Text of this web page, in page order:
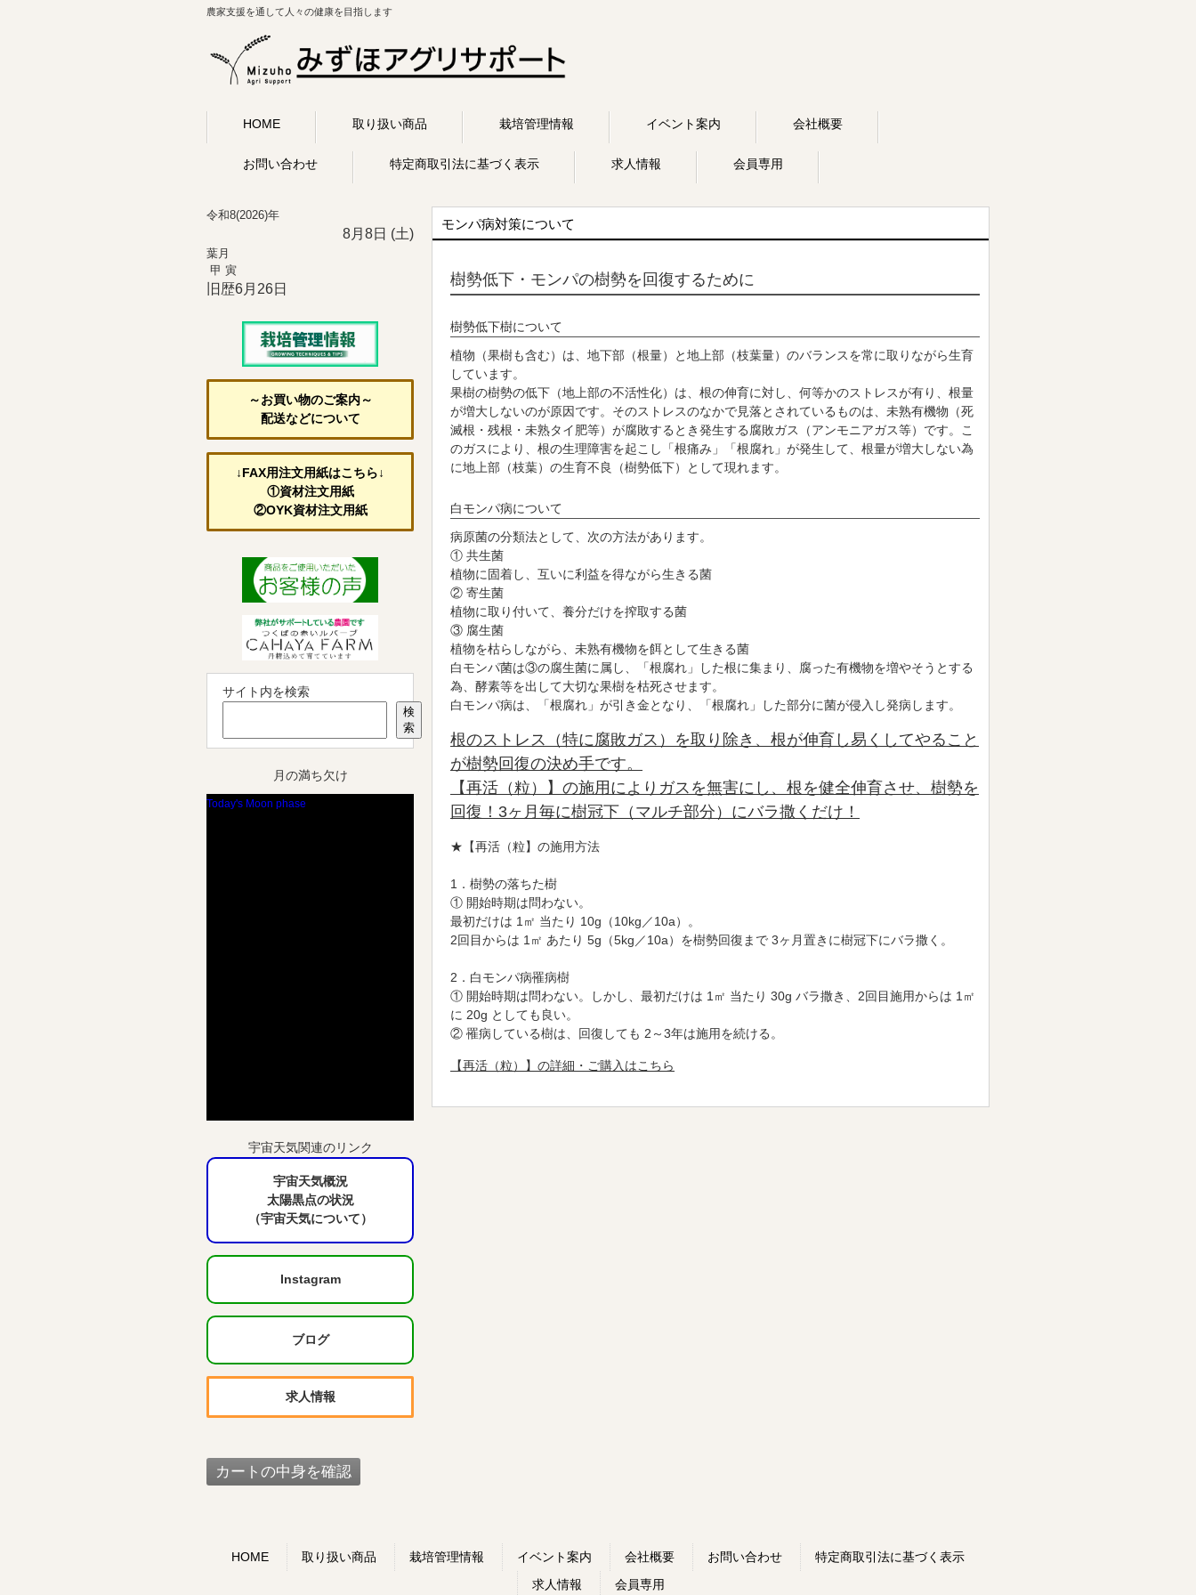
農家支援を通して人々の健康を目指します
HOME 取り扱い商品 栽培管理情報 イベント案内 会社概要
お問い合わせ 特定商取引法に基づく表示 求人情報 会員専用
モンパ病対策について
樹勢低下・モンパの樹勢を回復するために
樹勢低下樹について
植物（果樹も含む）は、地下部（根量）と地上部（枝葉量）のバランスを常に取りながら生育
しています。
果樹の樹勢の低下（地上部の不活性化）は、根の伸育に対し、何等かのストレスが有り、根量
が増大しないのが原因です。そのストレスのなかで見落とされているものは、未熟有機物（死
滅根・残根・未熟タイ肥等）が腐敗するとき発生する腐敗ガス（アンモニアガス等）です。こ
のガスにより、根の生理障害を起こし「根痛み」「根腐れ」が発生して、根量が増大しない為
に地上部（枝葉）の生育不良（樹勢低下）として現れます。
白モンパ病について
病原菌の分類法として、次の方法があります。
① 共生菌
植物に固着し、互いに利益を得ながら生きる菌
② 寄生菌
植物に取り付いて、養分だけを搾取する菌
③ 腐生菌
植物を枯らしながら、未熟有機物を餌として生きる菌
白モンパ菌は③の腐生菌に属し、「根腐れ」した根に集まり、腐った有機物を増やそうとする
為、酵素等を出して大切な果樹を枯死させます。
白モンパ病は、「根腐れ」が引き金となり、「根腐れ」した部分に菌が侵入し発病します。
根のストレス（特に腐敗ガス）を取り除き、根が伸育し易くしてやること
が樹勢回復の決め手です。
【再活（粒）】の施用によりガスを無害にし、根を健全伸育させ、樹勢を
回復！3ヶ月毎に樹冠下（マルチ部分）にバラ撒くだけ！
★【再活（粒】の施用方法
1．樹勢の落ちた樹
① 開始時期は問わない。
最初だけは 1㎡ 当たり 10g（10kg／10a）。
2回目からは 1㎡ あたり 5g（5kg／10a）を樹勢回復まで 3ヶ月置きに樹冠下にバラ撒く。
2．白モンパ病罹病樹
① 開始時期は問わない。しかし、最初だけは 1㎡ 当たり 30g バラ撒き、2回目施用からは 1㎡
に 20g としても良い。
② 罹病している樹は、回復しても 2～3年は施用を続ける。
【再活（粒）】の詳細・ご購入はこちら
令和8(2026)年
8月8日 (土)
葉月
甲 寅
旧歴6月26日
～お買い物のご案内～
配送などについて
↓FAX用注文用紙はこちら↓
①資材注文用紙
②OYK資材注文用紙
サイト内を検索
検
索
月の満ち欠け
Today's Moon phase
宇宙天気関連のリンク
宇宙天気概況
太陽黒点の状況
（宇宙天気について）
Instagram
ブログ
求人情報
HOME 取り扱い商品 栽培管理情報 イベント案内 会社概要 お問い合わせ
特定商取引法に基づく表示
求人情報
会員専用